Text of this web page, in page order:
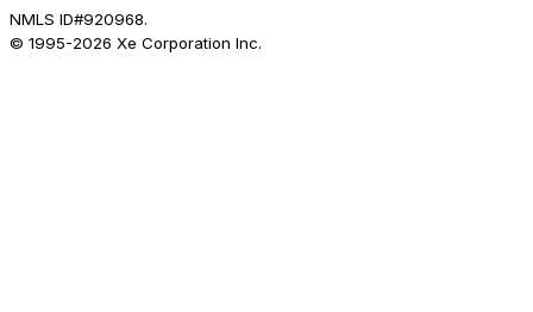
NMLS ID#920968.
© 1995-2026 Xe Corporation Inc.